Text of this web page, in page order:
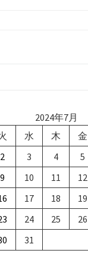
2024年7月
水 木 金
2 3 4 5
9 10 11 12
17 18 19
24 25 26
31